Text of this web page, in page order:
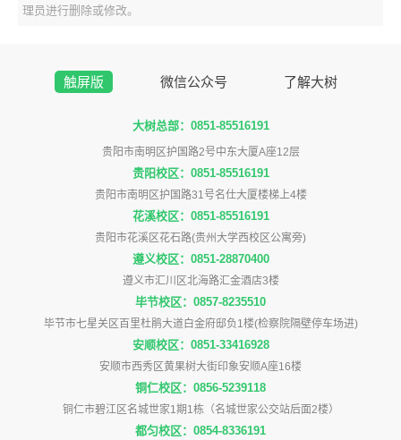
理员进行删除或修改。
触屏版 微信公众号 了解大树
大树总部：0851-85516191
贵阳市南明区护国路2号中东大厦A座12层
贵阳校区：0851-85516191
贵阳市南明区护国路31号名仕大厦楼梯上4楼
花溪校区：0851-85516191
贵阳市花溪区花石路(贵州大学西校区公寓旁)
遵义校区：0851-28870400
遵义市汇川区北海路汇金酒店3楼
毕节校区：0857-8235510
毕节市七星关区百里杜鹃大道白金府邸负1楼(检察院隔壁停车场进)
安顺校区：0851-33416928
安顺市西秀区黄果树大街印象安顺A座16楼
铜仁校区：0856-5239118
铜仁市碧江区名城世家1期1栋（名城世家公交站后面2楼）
都匀校区：0854-8336191